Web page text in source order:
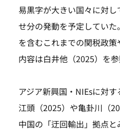
易黒字が大きい国々に対
せ分の発動を予定してい
を含むこれまでの関税政
内容は白井他（2025）を参
アジア新興国・NIEsに対す
江頭（2025）や亀卦川（
中国の「迂回輸出」拠点